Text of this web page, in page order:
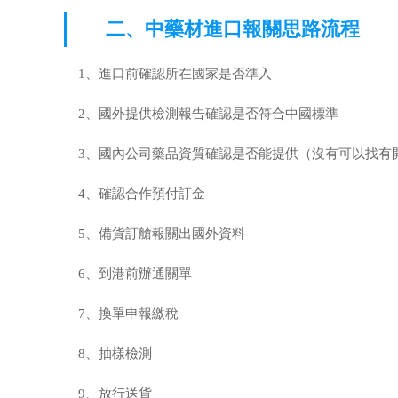
二、中藥材進口報關思路流程
1、進口前確認所在國家是否準入
2、國外提供檢測報告確認是否符合中國標準
3、國內公司藥品資質確認是否能提供（沒有可以找有
4、確認合作預付訂金
5、備貨訂艙報關出國外資料
6、到港前辦通關單
7、換單申報繳稅
8、抽樣檢測
9、放行送貨